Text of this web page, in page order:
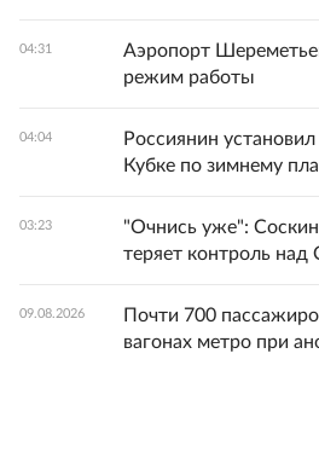
04:31
Аэропорт
режим работы
04:04
Россиянин
Кубке по зимнему
03:23
"Очнись уже": Соскин
теряет контроль над
09.08.2026
Почти 700
вагонах метро при